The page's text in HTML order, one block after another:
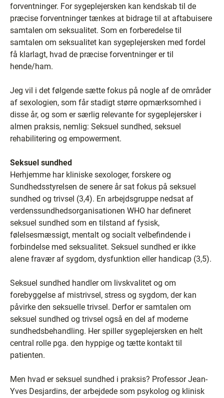
forventninger. For sygeplejersken kan kendskab til de
præcise forventninger tænkes at bidrage til at aftabuisere
samtalen om seksualitet. Som en forberedelse til
samtalen om seksualitet kan sygeplejersken med fordel
få klarlagt, hvad de præcise forventninger er til
hende/ham.
Jeg vil i det følgende sætte fokus på nogle af de områder
af sexologien, som får stadigt større opmærksomhed i
disse år, og som er særlig relevante for sygeplejersker i
almen praksis, nemlig: Seksuel sundhed, seksuel
rehabilitering og empowerment.
Seksuel sundhed
Herhjemme har kliniske sexologer, forskere og
Sundhedsstyrelsen de senere år sat fokus på seksuel
sundhed og trivsel (3,4). En arbejdsgruppe nedsat af
verdenssundhedsorganisationen WHO har defineret
seksuel sundhed som en tilstand af fysisk,
følelsesmæssigt, mentalt og socialt velbefindende i
forbindelse med seksualitet. Seksuel sundhed er ikke
alene fravær af sygdom, dysfunktion eller handicap (3,5).
Seksuel sundhed handler om livskvalitet og om
forebyggelse af mistrivsel, stress og sygdom, der kan
påvirke den seksuelle trivsel. Derfor er samtalen om
seksuel sundhed og trivsel også en del af moderne
sundhedsbehandling. Her spiller sygeplejersken en helt
central rolle pga. den hyppige og tætte kontakt til
patienten.
Men hvad er seksuel sundhed i praksis? Professor Jean-
Yves Desjardins, der arbejdede som psykolog og klinisk